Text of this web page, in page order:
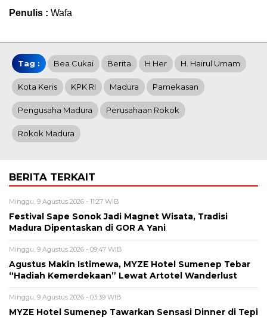
Penulis : Wafa
Tag : Bea Cukai Berita H Her H. Hairul Umam
Kota Keris KPK RI Madura Pamekasan
Pengusaha Madura Perusahaan Rokok
Rokok Madura
BERITA TERKAIT
Minggu, 9 Agustus 2026 - 11:27 WIB
Festival Sape Sonok Jadi Magnet Wisata, Tradisi
Madura Dipentaskan di GOR A Yani
Minggu, 9 Agustus 2026 - 09:47 WIB
Agustus Makin Istimewa, MYZE Hotel Sumenep Tebar
“Hadiah Kemerdekaan” Lewat Artotel Wanderlust
Minggu, 9 Agustus 2026 - 03:39 WIB
MYZE Hotel Sumenep Tawarkan Sensasi Dinner di Tepi